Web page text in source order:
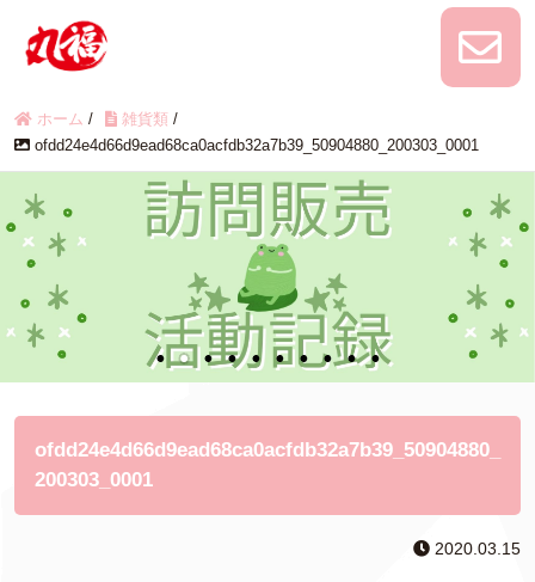
ホーム / 雑貨類 /
ofdd24e4d66d9ead68ca0acfdb32a7b39_50904880_200303_0001
ofdd24e4d66d9ead68ca0acfdb32a7b39_50904880_
200303_0001
2020.03.15